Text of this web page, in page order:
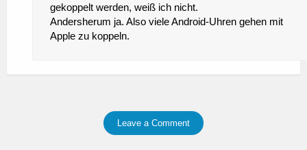
gekoppelt werden, weiß ich nicht.
Andersherum ja. Also viele Android-Uhren gehen mit
Apple zu koppeln.
Leave a Comment